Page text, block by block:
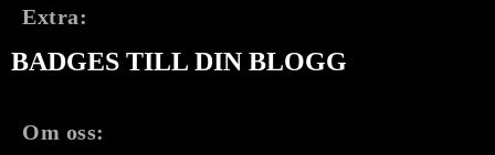
Extra:
BADGES TILL DIN BLOGG
Om oss: